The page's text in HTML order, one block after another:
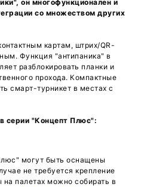
он многофункционален и
со множеством других
картам, штрих/QR-
Функция "антипаника" в
разблокировать планки и
прохода. Компактные
смарт-турникет в местах с
серии "Концепт Плюс":
могут быть оснащены
не требуется крепление
на палетах можно собирать в